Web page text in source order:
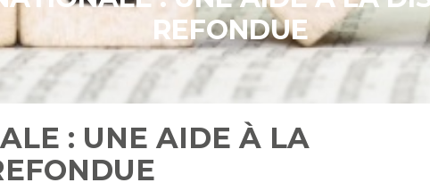
REFONDUE
: UNE AIDE À LA